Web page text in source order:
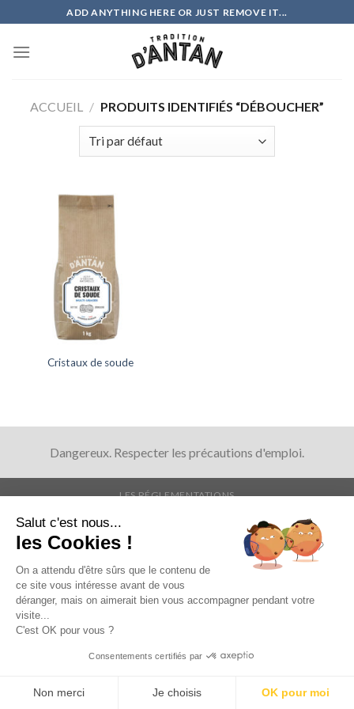
to
content
ADD ANYTHING HERE OR JUST REMOVE IT...
ACCUEIL / PRODUITS IDENTIFIÉS “DÉBOUCHER”
Cristaux de soude
Dangereux. Respecter les précautions d'emploi.
LES RÉGLEMENTATIONS
Mentions légales Tradition d'antan
Salut c'est nous...
les Cookies !
On a attendu d'être sûrs que le contenu de
ce site vous intéresse avant de vous
déranger, mais on aimerait bien vous accompagner pendant votre
visite...
C'est OK pour vous ?
Consentements certifiés par
Non merci Je choisis OK pour moi